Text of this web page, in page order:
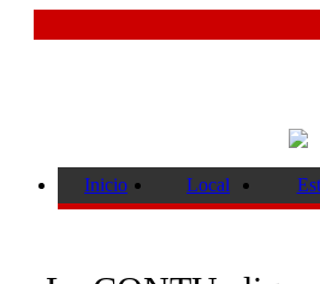
Inicio Local